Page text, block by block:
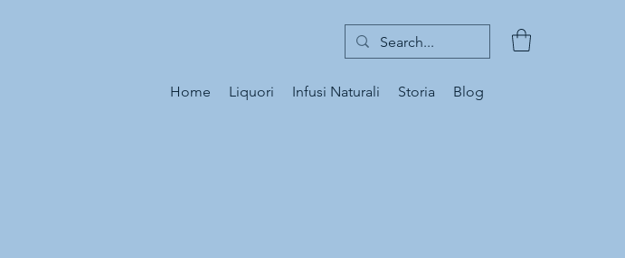
Home Liquori Infusi Naturali Storia Blog